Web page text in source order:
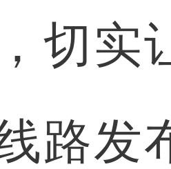
切实
路发